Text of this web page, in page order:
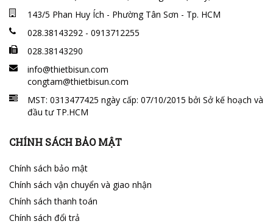
143/5 Phan Huy Ích - Phường Tân Sơn - Tp. HCM
028.38143292 - 0913712255
028.38143290
info@thietbisun.com
congtam@thietbisun.com
MST: 0313477425 ngày cấp: 07/10/2015 bởi Sở kế hoạch và
đầu tư TP.HCM
CHÍNH SÁCH BẢO MẬT
Chính sách bảo mật
Chính sách vận chuyển và giao nhận
Chính sách thanh toán
Chính sách đổi trả